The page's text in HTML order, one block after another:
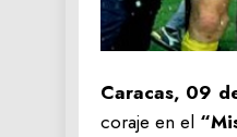
Caracas, 09
coraje en el